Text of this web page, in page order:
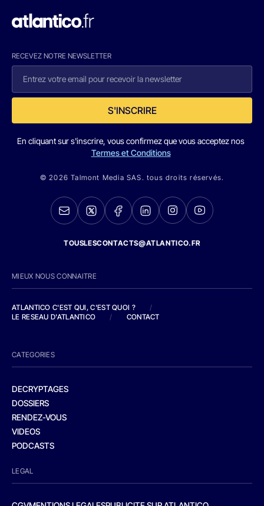
RECEVEZ NOTRE NEWSLETTER
S'INSCRIRE
En cliquant sur s'inscrire, vous confirmez que vous acceptez nos
Termes et Conditions
© 2026 Talmont Media SAS. tous droits réservés.
TOUSLESCONTACTS@ATLANTICO.FR
MIEUX NOUS CONNAITRE
ATLANTICO C'EST QUI, C'EST QUOI ?
/
LE RESEAU D'ATLANTICO
/ CONTACT
CATEGORIES
DECRYPTAGES
DOSSIERS
RENDEZ-VOUS
VIDEOS
PODCASTS
LEGAL